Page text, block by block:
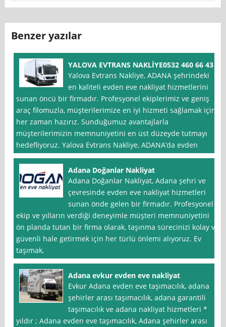
Benzer yazılar
YALOVA EVTRANS NAKLİYE0532 460 66 43
Yalova Evtrans Nakliye, ADANA şehrindeki
en kaliteli evden eve nakliyat hizmetlerini
sunan öncü bir firmadır. Profesyonel ekiplerimiz ve geniş
araç filomuzla, müşterilerimize en iyi hizmeti sağlamak için
her zaman hazırız. Sunduğumuz avantajlarla
müşterilerimizin memnuniyetini en üst düzeyde tutmayı
hedefliyoruz. Yalova Evtrans Nakliye, ADANA’da evden
Adana Doğanlar Nakliyat
Adana Doğanlar Nakliyat, Adana şehri ve
çevresinde evden eve nakliyat hizmetleri
sunan önde gelen bir firmadır. Profesyonel
ekip ve yılların verdiği deneyimle müşteri memnuniyetini
ön planda tutan bir firma olarak, taşınma sürecinizi kolay ve
güvenli hale getirmek için her türlü önlemi alıyoruz. Ev
taşımak,
Adana evkur evden eve nakliyat
Evkur Adana evden eve taşımacılık, adana
şehirler arası taşımacılık, adana garantili
taşımacılık ve adana nakliyat hizmetleri *
yıldır ; Adana evden eve taşımacılık, Adana şehirler arası